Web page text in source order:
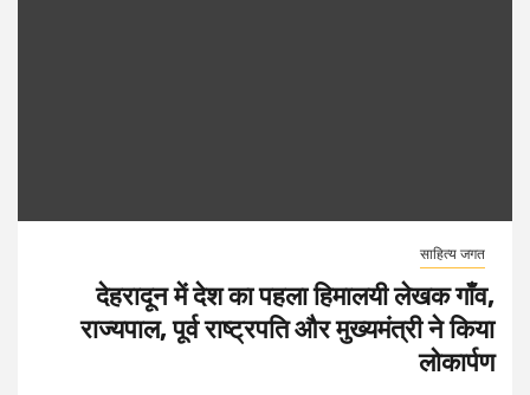
साहित्य जगत
देहरादून में देश का पहला हिमालयी लेखक गाँव,
राज्यपाल, पूर्व राष्ट्रपति और मुख्यमंत्री ने किया
लोकार्पण